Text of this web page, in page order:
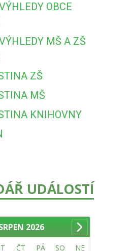
OBCE
MŠ A ZŠ
ZŠ
MŠ
KNIHOVNY
UDÁLOSTÍ
2026
ČT PÁ SO NE